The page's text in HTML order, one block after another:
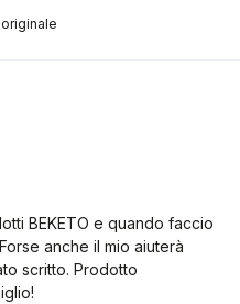
BEKETO e quando faccio
anche il mio aiuterà
scritto. Prodotto